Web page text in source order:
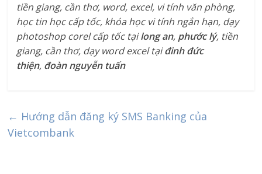
tiền giang, cần thơ, word, excel, vi tính văn phòng,
học tin học cấp tốc, khóa học vi tính ngắn hạn, dạy
photoshop corel cấp tốc tạilong an, phước lý, tiền
giang, cần thơ, dạy word excel tạiđinh đức
thiện, đoàn nguyễn tuấn
← Hướng dẫn đăng ký SMS Banking của
Vietcombank